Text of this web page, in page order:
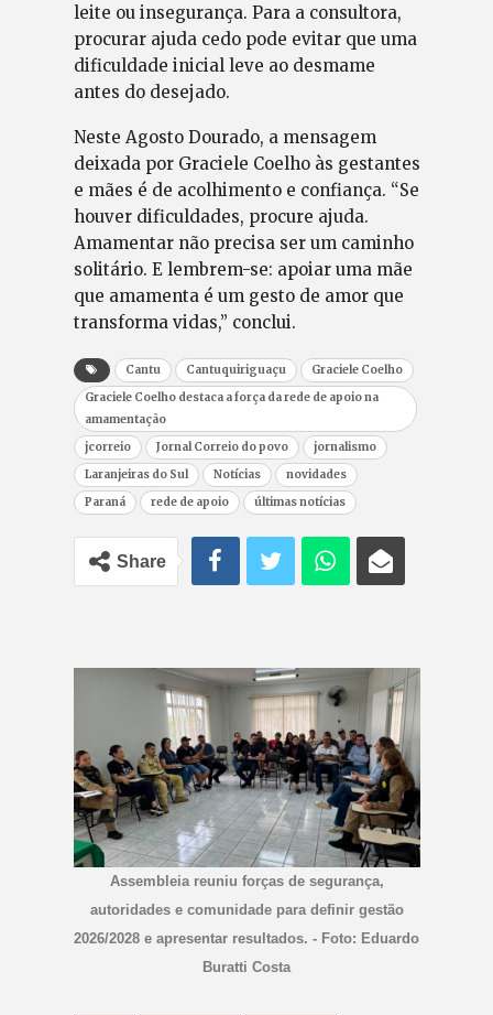
leite ou insegurança. Para a consultora,
procurar ajuda cedo pode evitar que uma
dificuldade inicial leve ao desmame
antes do desejado.
Neste Agosto Dourado, a mensagem
deixada por Graciele Coelho às gestantes
e mães é de acolhimento e confiança. “Se
houver dificuldades, procure ajuda.
Amamentar não precisa ser um caminho
solitário. E lembrem-se: apoiar uma mãe
que amamenta é um gesto de amor que
transforma vidas,” conclui.
Cantu Cantuquiriguaçu
Graciele Coelho
Graciele Coelho destaca a força da rede de apoio na
amamentação
jcorreio
Jornal Correio do povo
jornalismo
Laranjeiras do Sul
Notícias
novidades
Paraná
rede de apoio últimas notícias
Share
Assembleia reuniu forças de segurança,
autoridades e comunidade para definir gestão
2026/2028 e apresentar resultados. - Foto: Eduardo
Buratti Costa